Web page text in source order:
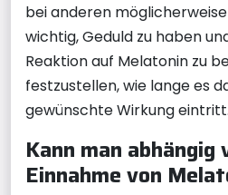
bei anderen
wichtig, Geduld zu haben
Reaktion auf Melatonin zu
festzustellen, wie lange es
gewünschte Wirkung eintritt.
Kann man abhängig
Einnahme von